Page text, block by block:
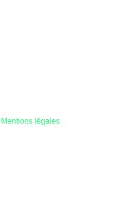
Mentions légales